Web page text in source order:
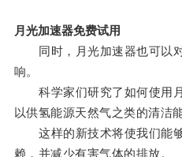
月光加速器免费试用
同时，月光加速器也可以
响。
科学家们研究了如何使用月
以供氢能源天然气之类的清洁
这样的新技术将使我们能够
赖，并减少有害气体的排放。